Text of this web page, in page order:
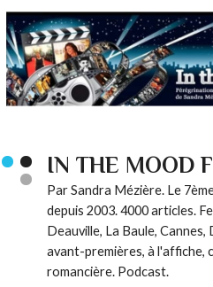
IN THE MOOD
Par Sandra Mézière. Le
depuis 2003. 4000 articles.
Deauville, La Baule, Cannes,
avant-premières, à l'affiche,
romancière. Podcast.